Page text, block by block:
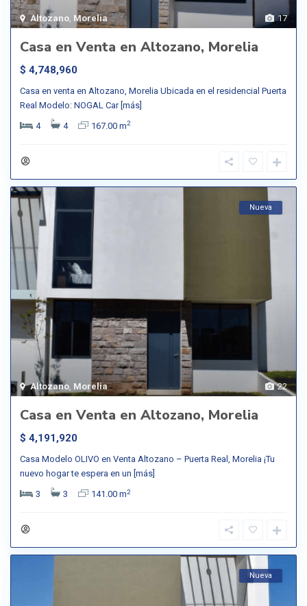
17
Altozano, Morelia
Casa en Venta en Altozano, Morelia
$ 4,748,960
Casa en venta en Altozano, Morelia Ubicada en el residencial Puerta
Real Modelo: NOGAL Car [más]
4
4 167.00 m2
22
Altozano, Morelia
Nueva
Casa en Venta en Altozano, Morelia
$ 4,191,920
Casa Modelo OLIVO en Venta Altozano – Puerta Real, Morelia ¡Tu
nuevo hogar te espera en un [más]
3
3 141.00 m2
Nueva